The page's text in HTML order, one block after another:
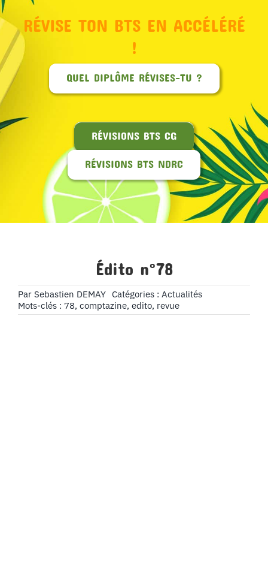
MON COMPTE
PANIER
RÉVISE TON BTS EN ACCÉLÉRÉ
!
QUEL DIPLÔME RÉVISES-TU ?
RÉVISIONS BTS CG
RÉVISIONS BTS NDRC
Édito n°78
Par Sebastien DEMAY Catégories : Actualités
Mots-clés : 78, comptazine, edito, revue